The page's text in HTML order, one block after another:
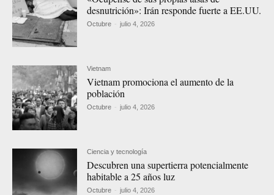
desnutrición»: Irán responde fuerte a EE.UU.
Octubre - julio 4, 2026
Vietnam
Vietnam promociona el aumento de la
población
Octubre - julio 4, 2026
Ciencia y tecnología
Descubren una supertierra potencialmente
habitable a 25 años luz
Octubre - julio 4, 2026